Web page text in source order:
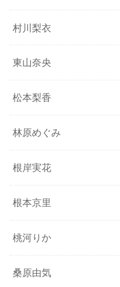
村川梨衣
東山奈央
松本梨香
林原めぐみ
根岸実花
根本京里
桃河りか
桑原由気